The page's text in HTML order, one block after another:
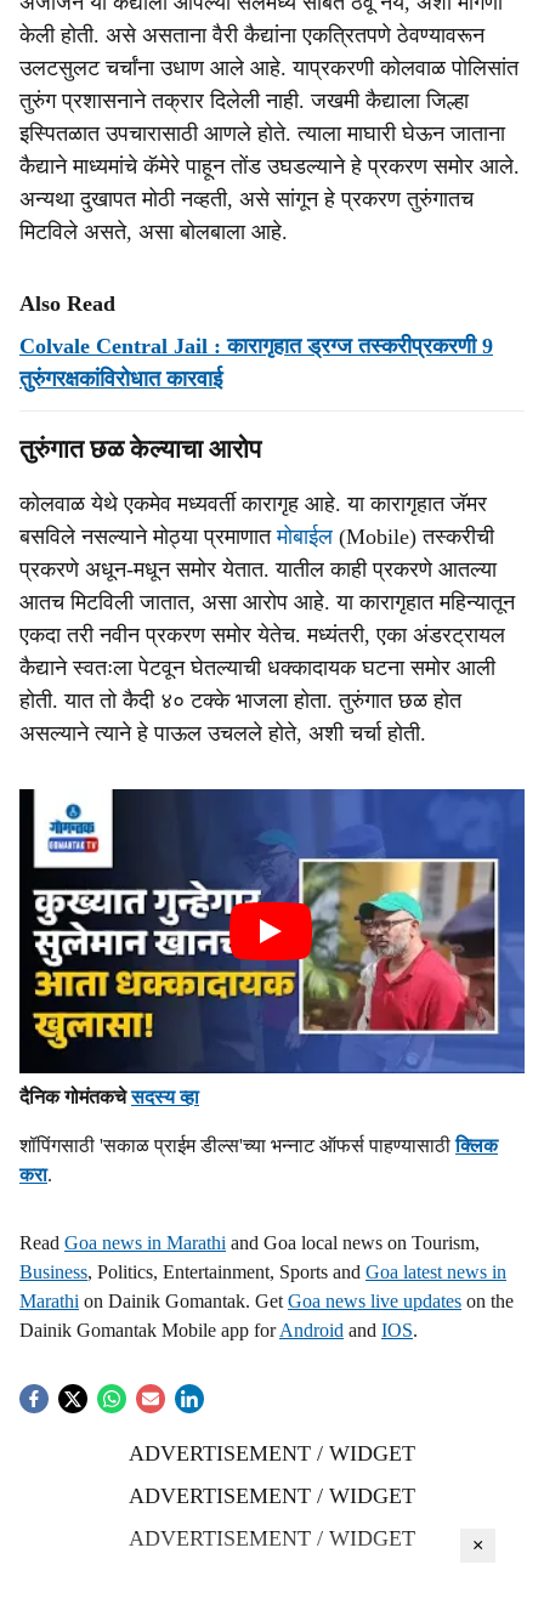
केली होती. असे असताना वैरी कैद्यांना एकत्रितपणे ठेवण्यावरून
उलटसुलट चर्चांना उधाण आले आहे. याप्रकरणी कोलवाळ पोलिसांत
तुरुंग प्रशासनाने तक्रार दिलेली नाही. जखमी कैद्याला जिल्हा
इस्पितळात उपचारासाठी आणले होते. त्याला माघारी घेऊन जाताना
कैद्याने माध्यमांचे कॅमेरे पाहून तोंड उघडल्याने हे प्रकरण समोर आले.
अन्यथा दुखापत मोठी नव्हती, असे सांगून हे प्रकरण तुरुंगातच
मिटविले असते, असा बोलबाला आहे.
Also Read
Colvale Central Jail : कारागृहात ड्रग्ज तस्करीप्रकरणी 9
तुरुंगरक्षकांविरोधात कारवाई
तुरुंगात छळ केल्याचा आरोप
कोलवाळ येथे एकमेव मध्यवर्ती कारागृह आहे. या कारागृहात जॅमर
बसविले नसल्याने मोठ्या प्रमाणातमोबाईल (Mobile) तस्करीची
प्रकरणे अधून-मधून समोर येतात. यातील काही प्रकरणे आतल्या
आतच मिटविली जातात, असा आरोप आहे. या कारागृहात महिन्यातून
एकदा तरी नवीन प्रकरण समोर येतेच. मध्यंतरी, एका अंडरट्रायल
कैद्याने स्वतःला पेटवून घेतल्याची धक्कादायक घटना समोर आली
होती. यात तो कैदी ४० टक्के भाजला होता. तुरुंगात छळ होत
असल्याने त्याने हे पाऊल उचलले होते, अशी चर्चा होती.
दैनिक गोमंतकचेसदस्य व्हा
शॉपिंगसाठी 'सकाळ प्राईम डील्स'च्या भन्नाट ऑफर्स पाहण्यासाठीक्लिक
करा.
Read Goa news in Marathi and Goa local news on Tourism,
Business, Politics, Entertainment, Sports and Goa latest news in
Marathi on Dainik Gomantak. Get Goa news live updates on the
Dainik Gomantak Mobile app forAndroid and IOS.
ADVERTISEMENT / WIDGET
ADVERTISEMENT / WIDGET
ADVERTISEMENT / WIDGET
×